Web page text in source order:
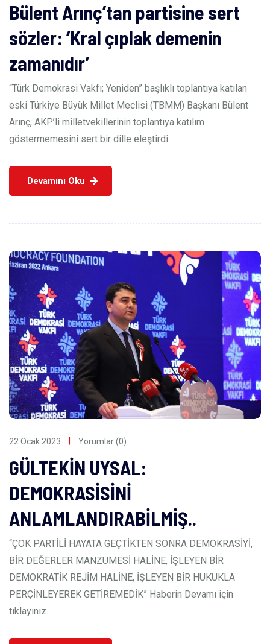
Bülent Arınç’tan partisine sert
sözler: ‘Kral çıplak demenin
zamanıdır’
“Türk Demokrasi Vakfı; Yeniden” başlıklı toplantıya katılan
eski Türkiye Büyük Millet Meclisi (TBMM) Başkanı Bülent
Arınç, AKP’li milletvekillerinin toplantıya katılım
göstermemesini sert bir dille eleştirdi.
Devamını Oku
22 Ocak 2023 Yorumlar (0)
GÜLTEKİN UYSAL:
DEMOKRASİSİNİ
ANLAMLANDIRABİLMİŞ..
“ÇOK PARTİLİ HAYATA GEÇTİKTEN SONRA DEMOKRASİYİ,
BİR DEĞERLER MANZUMESİ HALİNE, İŞLEYEN BİR
DEMOKRATİK REJİM HALİNE, İŞLEYEN BİR HUKUKLA
PERÇİNLEYEREK GETİREMEDİK” Haberin Devamı için
tıklayınız